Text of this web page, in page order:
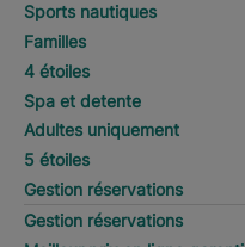
Sports nautiques
Familles
4 étoiles
Spa et detente
Adultes uniquement
5 étoiles
Gestion réservations
Gestion réservations